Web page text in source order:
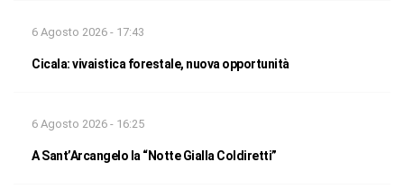
6 Agosto 2026 - 17:43
Cicala: vivaistica forestale, nuova opportunità
6 Agosto 2026 - 16:25
A Sant’Arcangelo la “Notte Gialla Coldiretti”